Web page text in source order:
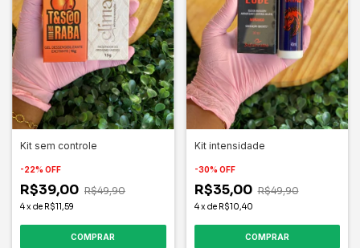
Kit sem controle
-22% OFF
R$39,00 R$49,90
4xde R$11,59
Kit intensidade
-30% OFF
R$35,00 R$49,90
4xde R$10,40